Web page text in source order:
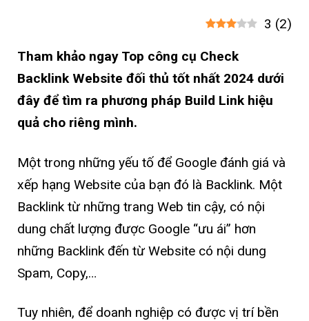
3 (2)
Tham khảo ngay Top công cụ Check
Backlink Website đối thủ tốt nhất 2024 dưới
đây để tìm ra phương pháp Build Link hiệu
quả cho riêng mình.
Một trong những yếu tố để Google đánh giá và
xếp hạng Website của bạn đó là Backlink. Một
Backlink từ những trang Web tin cậy, có nội
dung chất lượng được Google “ưu ái” hơn
những Backlink đến từ Website có nội dung
Spam, Copy,…
Tuy nhiên, để doanh nghiệp có được vị trí bền